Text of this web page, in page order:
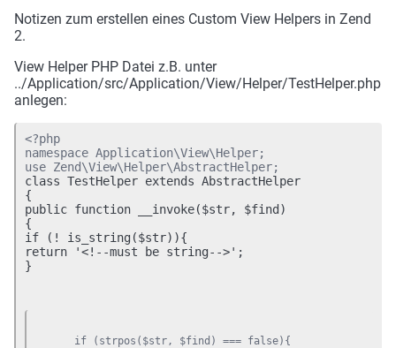
Notizen zum erstellen eines Custom View Helpers in Zend
2.
View Helper PHP Datei z.B. unter
../Application/src/Application/View/Helper/TestHelper.php
anlegen:
<?php
namespace Application\View\Helper;
class TestHelper extends AbstractHelper
{
public function __invoke($str, $find)
{
if (! is_string($str)){
return '<!--must be string-->';
}
    if (strpos($str, $find) === false){